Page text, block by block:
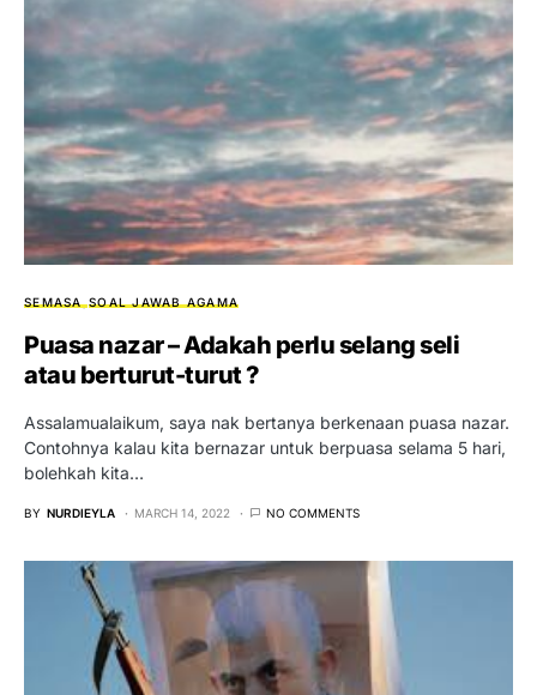
SEMASA SOAL JAWAB AGAMA
Puasa nazar – Adakah perlu selang seli
atau berturut-turut ?
Assalamualaikum, saya nak bertanya berkenaan puasa nazar.
Contohnya kalau kita bernazar untuk berpuasa selama 5 hari,
bolehkah kita…
BY NURDIEYLA MARCH 14, 2022 NO COMMENTS